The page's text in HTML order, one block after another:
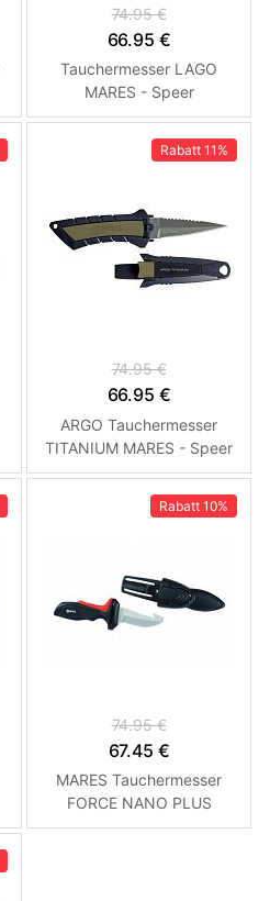
74.95 €
66.95 €
Tauchermesser LAGO
MARES - Speer
Rabatt 11%
74.95 €
66.95 €
ARGO Tauchermesser
TITANIUM MARES - Speer
Rabatt 10%
74.95 €
67.45 €
MARES Tauchermesser
FORCE NANO PLUS